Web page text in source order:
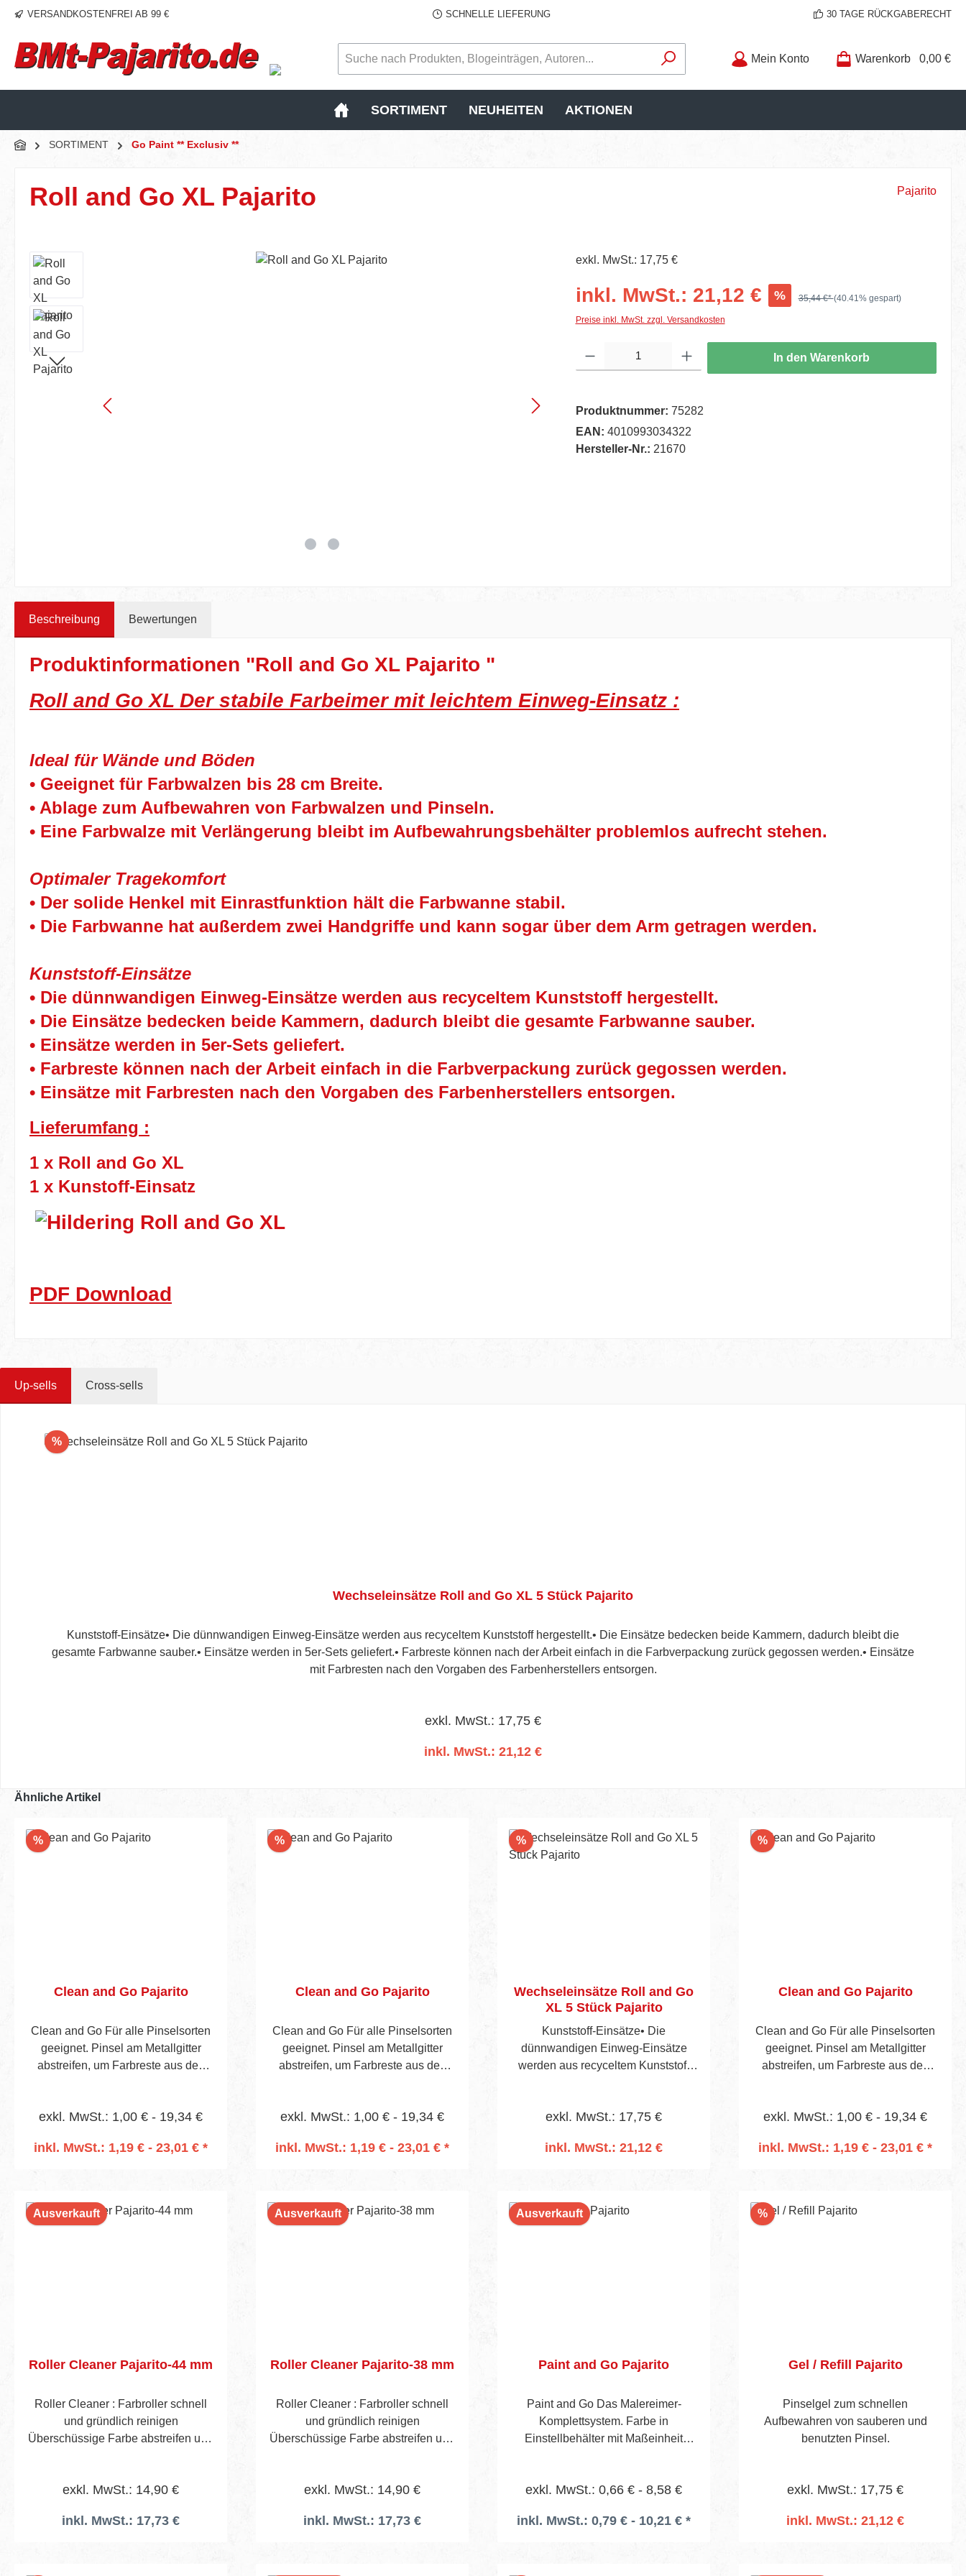
Hauptinhalt springen
Zur Suche springen
Zur Hauptnavigation springen
VERSANDKOSTENFREI AB 99 € SCHNELLE LIEFERUNG 30 TAGE RÜCKGABERECHT
Mein Konto Warenkorb 0,00 €
SORTIMENT NEUHEITEN AKTIONEN
SORTIMENT Go Paint ** Exclusiv **
Roll and Go XL Pajarito Pajarito
Bildergalerie überspringen exkl. MwSt.: 17,75 €
inkl. MwSt.: 21,12 € % 35,44 €*(40.41% gespart)
Preise inkl. MwSt. zzgl. Versandkosten
In den Warenkorb
Produktnummer: 75282
EAN: 4010993034322
Hersteller-Nr.: 21670
Beschreibung Bewertungen
Produktinformationen "Roll and Go XL Pajarito "
Roll and Go XL Der stabile Farbeimer mit leichtem Einweg-Einsatz :
Ideal für Wände und Böden
• Geeignet für Farbwalzen bis 28 cm Breite.
• Ablage zum Aufbewahren von Farbwalzen und Pinseln.
• Eine Farbwalze mit Verlängerung bleibt im Aufbewahrungsbehälter problemlos aufrecht stehen.
Optimaler Tragekomfort
• Der solide Henkel mit Einrastfunktion hält die Farbwanne stabil.
• Die Farbwanne hat außerdem zwei Handgriffe und kann sogar über dem Arm getragen werden.
Kunststoff-Einsätze
• Die dünnwandigen Einweg-Einsätze werden aus recyceltem Kunststoff hergestellt.
• Die Einsätze bedecken beide Kammern, dadurch bleibt die gesamte Farbwanne sauber.
• Einsätze werden in 5er-Sets geliefert.
• Farbreste können nach der Arbeit einfach in die Farbverpackung zurück gegossen werden.
• Einsätze mit Farbresten nach den Vorgaben des Farbenherstellers entsorgen.
Lieferumfang :
1 x Roll and Go XL
1 x Kunstoff-Einsatz
PDF Download
Up-sells Cross-sells
%Rabatt
Wechseleinsätze Roll and Go XL 5 Stück Pajarito
Kunststoff-Einsätze• Die dünnwandigen Einweg-Einsätze werden aus recyceltem Kunststoff hergestellt.• Die Einsätze bedecken beide Kammern, dadurch bleibt die
gesamte Farbwanne sauber.• Einsätze werden in 5er-Sets geliefert.• Farbreste können nach der Arbeit einfach in die Farbverpackung zurück gegossen werden.• Einsätze
mit Farbresten nach den Vorgaben des Farbenherstellers entsorgen.
exkl. MwSt.: 17,75 €
inkl. MwSt.: 21,12 €
Ähnliche Artikel
%Rabatt
Clean and Go Pajarito
Clean and Go Für alle Pinselsorten
geeignet. Pinsel am Metallgitter
abstreifen, um Farbreste aus den
werden, Schmutz und alte Farbreste
innen liegenden Beutels entsorgt.
exkl. MwSt.: 1,00 € - 19,34 €
inkl. MwSt.: 1,19 € - 23,01 € *
%Rabatt
Clean and Go Pajarito
Clean and Go Für alle Pinselsorten
geeignet. Pinsel am Metallgitter
abstreifen, um Farbreste aus den
werden, Schmutz und alte Farbreste
innen liegenden Beutels entsorgt.
exkl. MwSt.: 1,00 € - 19,34 €
inkl. MwSt.: 1,19 € - 23,01 € *
%Rabatt
Wechseleinsätze Roll and Go
XL 5 Stück Pajarito
Kunststoff-Einsätze• Die
dünnwandigen Einweg-Einsätze
werden aus recyceltem Kunststoff
gesamte Farbwanne sauber.•
geliefert.• Farbreste können nach der
mit Farbresten nach den Vorgaben
des Farbenherstellers entsorgen.
exkl. MwSt.: 17,75 €
inkl. MwSt.: 21,12 €
%Rabatt
Clean and Go Pajarito
Clean and Go Für alle Pinselsorten
geeignet. Pinsel am Metallgitter
abstreifen, um Farbreste aus den
werden, Schmutz und alte Farbreste
innen liegenden Beutels entsorgt.
exkl. MwSt.: 1,00 € - 19,34 €
inkl. MwSt.: 1,19 € - 23,01 € *
Ausverkauft
Roller Cleaner Pajarito-44 mm
Roller Cleaner : Farbroller schnell
und gründlich reinigen
Überschüssige Farbe abstreifen und
schieben Rollerbügel arretieren
Wasserhahn öffnen und Walze in 30
exkl. MwSt.: 14,90 €
inkl. MwSt.: 17,73 €
Ausverkauft
Roller Cleaner Pajarito-38 mm
Roller Cleaner : Farbroller schnell
und gründlich reinigen
Überschüssige Farbe abstreifen und
schieben Rollerbügel arretieren
Wasserhahn öffnen und Walze in 30
exkl. MwSt.: 14,90 €
inkl. MwSt.: 17,73 €
Ausverkauft
Paint and Go Pajarito
Paint and Go Das Malereimer-
Komplettsystem. Farbe in
Einstellbehälter mit Maßeinheit
Bewegungsfreiheit. Für Farbwechsel
Set Inhalt: 3x Kunststoffeinsatz 3x
exkl. MwSt.: 0,66 € - 8,58 €
inkl. MwSt.: 0,79 € - 10,21 € *
%Rabatt
Gel / Refill Pajarito
Pinselgel zum schnellen
Aufbewahren von sauberen und
benutzten Pinsel.
exkl. MwSt.: 17,75 €
inkl. MwSt.: 21,12 €